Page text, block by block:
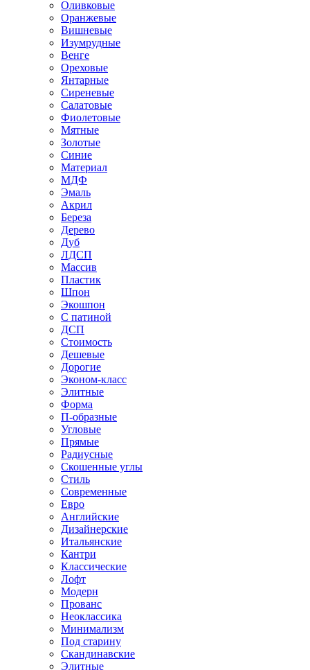
Оливковые
Оранжевые
Вишневые
Изумрудные
Венге
Ореховые
Янтарные
Сиреневые
Салатовые
Фиолетовые
Мятные
Золотые
Синие
Материал
МДФ
Эмаль
Акрил
Береза
Дерево
Дуб
ЛДСП
Массив
Пластик
Шпон
Экошпон
С патиной
ДСП
Стоимость
Дешевые
Дорогие
Эконом-класс
Элитные
Форма
П-образные
Угловые
Прямые
Радиусные
Скошенные углы
Стиль
Современные
Евро
Английские
Дизайнерские
Итальянские
Кантри
Классические
Лофт
Модерн
Прованс
Неоклассика
Минимализм
Под старину
Скандинавские
Элитные